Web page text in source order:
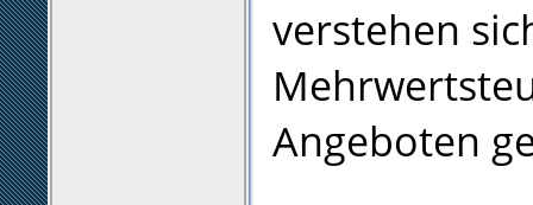
verstehen
Angeboten